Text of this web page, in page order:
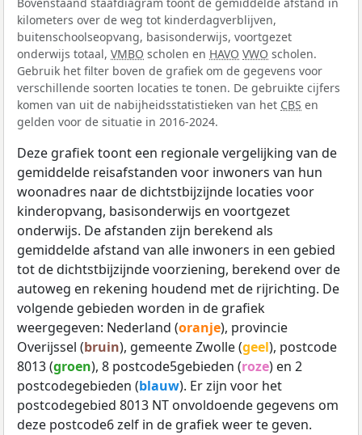
kilometers over de weg tot kinderdagverblijven,
buitenschoolseopvang, basisonderwijs, voortgezet
onderwijs totaal, VMBO scholen en HAVO VWO scholen.
Gebruik het filter boven de grafiek om de gegevens voor
verschillende soorten locaties te tonen. De gebruikte cijfers
komen van uit de nabijheidsstatistieken van het CBS en
gelden voor de situatie in 2016-2024.
Deze grafiek toont een regionale vergelijking van de
gemiddelde reisafstanden voor inwoners van hun
woonadres naar de dichtstbijzijnde locaties voor
kinderopvang, basisonderwijs en voortgezet
onderwijs. De afstanden zijn berekend als
gemiddelde afstand van alle inwoners in een gebied
tot de dichtstbijzijnde voorziening, berekend over de
autoweg en rekening houdend met de rijrichting. De
volgende gebieden worden in de grafiek
weergegeven: Nederland (oranje), provincie
Overijssel (bruin), gemeente Zwolle (geel), postcode
8013 (groen), 8 postcode5gebieden (roze) en 2
postcodegebieden (blauw). Er zijn voor het
postcodegebied 8013 NT onvoldoende gegevens om
deze postcode6 zelf in de grafiek weer te geven.